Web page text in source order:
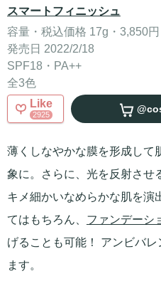
スマートフィニッシュ
容量・税込価格 17g・3,850円
発売日 2022/2/18
SPF18・PA++
全3色
Like
2925
薄くしなやかな膜を形成して
象に。さらに、光を反射させ
キメ細かいなめらかな肌を演
てはもちろん、 ファンデーシ
げることも可能！ アンビバ
ます。